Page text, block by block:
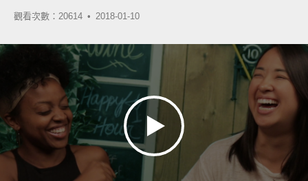
觀看次數：20614 • 2018-01-10